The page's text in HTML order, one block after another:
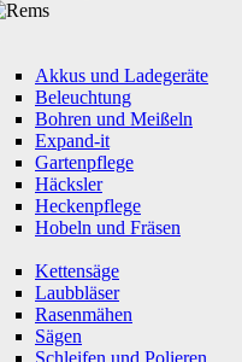
Akkus und Ladegeräte
Beleuchtung
Bohren und Meißeln
Expand-it
Gartenpflege
Häcksler
Heckenpflege
Hobeln und Fräsen
Kettensäge
Laubbläser
Rasenmähen
Sägen
Schleifen und Polieren